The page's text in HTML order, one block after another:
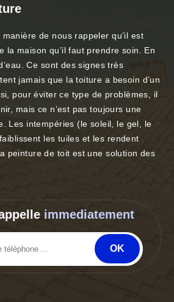
de nous rappeler qu’il est
la maison qu’il faut prendre soin. En
Ce sont des signes très
jamais que la toiture a besoin d’un
pour éviter ce type de problèmes, il
mais ce n’est pas toujours une
Les intempéries (le soleil, le gel, le
les tuiles et les rendent
peinture de toit est une solution des
immediatement